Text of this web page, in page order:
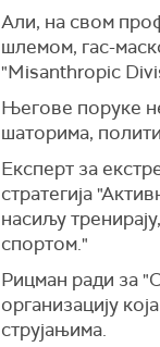
Али, на свом
шлемом, гас-
"Misanthropic
Његове поруке
шаторима,
Експерт за
стратегија
насиљу
спортом."
Рицман ради за
организацију
струјањима.